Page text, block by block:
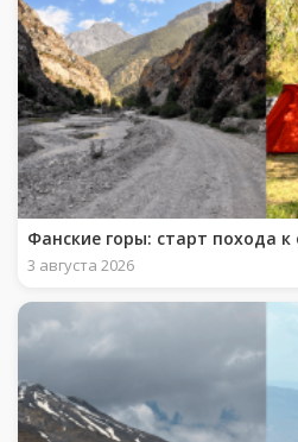
Фанские горы: старт похода к
3 августа 2026